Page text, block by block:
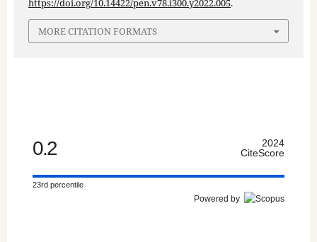
https://doi.org/10.14422/pen.v78.i300.y2022.005.
MORE CITATION FORMATS
0.2
2024
CiteScore
23rd percentile
Powered by